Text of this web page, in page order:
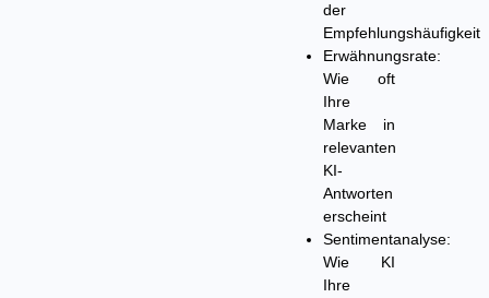
der
Empfehlungshäufigkeit
Erwähnungsrate:
Wie oft
Ihre
Marke in
relevanten
KI-
Antworten
erscheint
Sentimentanalyse:
Wie KI
Ihre